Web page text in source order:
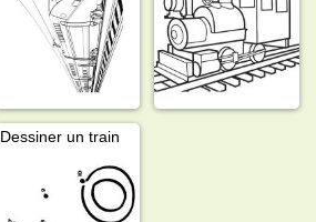
Dessiner un train